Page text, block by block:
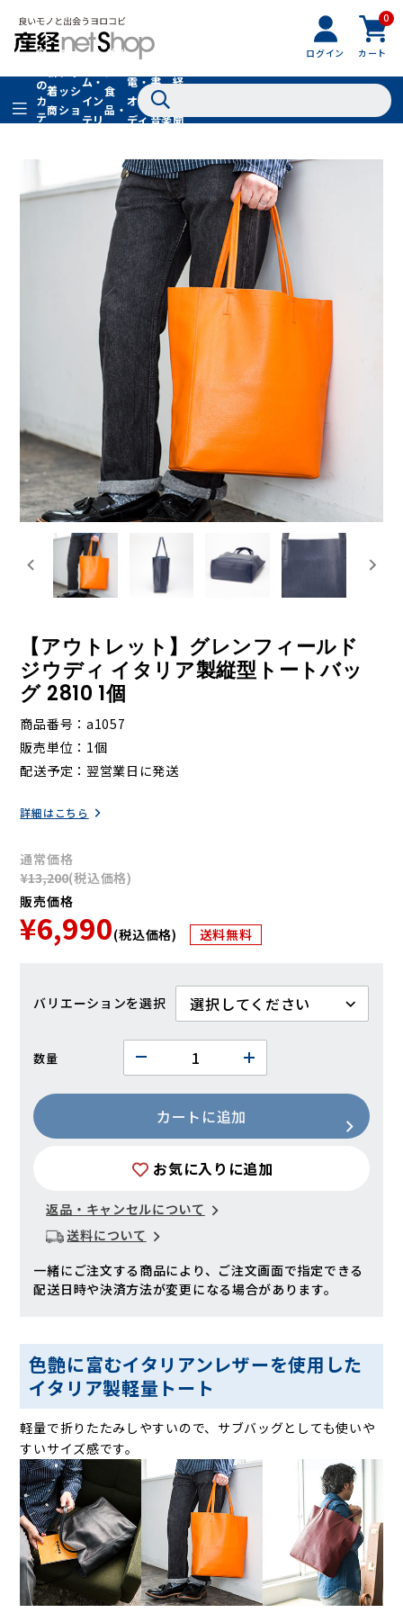
ログイン
0
カート
全
の
カ
テ
着
商
品
フ
ッ
シ
ョ
フ
ァ
シ
ョ
ン
ム・
イン
テリ
グル
食
品・
ドリ
家
電・
オー
ディ
書
籍・
音楽
経
聞
【アウトレット】グレンフィールド
ジウディ イタリア製縦型トートバッ
グ 2810 1個
商品番号
a1057
販売単位
1個
配送予定
翌営業日に発送
詳細はこちら
通常価格
¥13,200(税込価格)
販売価格
¥6,990(税込価格) 送料無料
バリエーション
数量
カートに追加
お気に入りに追加
返品・キャンセルについて
送料について
一緒にご注文する商品により、ご注文画面で指定できる
配送日時や決済方法が変更になる場合があります。
色艶に富むイタリアンレザーを使用した
イタリア製軽量トート
軽量で折りたたみしやすいので、サブバッグとしても使いや
すいサイズ感です。